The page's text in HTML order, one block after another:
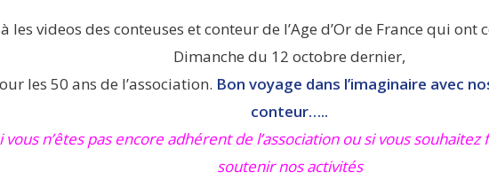
les videos des conteuses et conteur de l’Age d’Or de France qui ont
Dimanche du 12 octobre dernier,
les 50 ans de l’association. Bon voyage dans l’imaginaire avec
conteur…..
vous n’êtes pas encore adhérent de l’association ou si vous
soutenir nos activités